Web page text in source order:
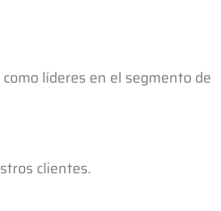
líderes en el segmento de
clientes.